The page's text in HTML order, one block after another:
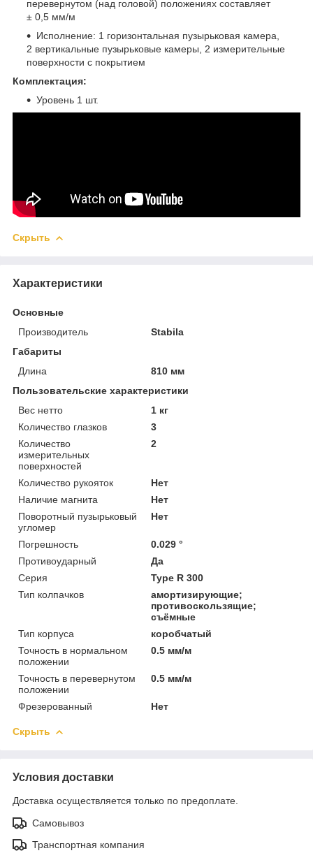
перевернутом (над головой) положениях составляет
± 0,5 мм/м
Исполнение: 1 горизонтальная пузырьковая камера,
2 вертикальные пузырьковые камеры, 2 измерительные
поверхности с покрытием
Комплектация:
Уровень 1 шт.
Скрыть
Характеристики
Основные
Производитель
Stabila
Габариты
Длина
810 мм
Пользовательские характеристики
Вес нетто
1 кг
Количество глазков
3
Количество
измерительных
поверхностей
2
Количество рукояток
Нет
Наличие магнита
Нет
Поворотный пузырьковый
угломер
Нет
Погрешность
0.029 °
Противоударный
Да
Серия
Type R 300
Тип колпачков
амортизирующие;
противоскользящие;
cъёмные
Тип корпуса
коробчатый
Точность в нормальном
положении
0.5 мм/м
Точность в перевернутом
положении
0.5 мм/м
Фрезерованный Нет
Скрыть
Условия доставки
Доставка осуществляется только по предоплате.
Самовывоз
Транспортная компания